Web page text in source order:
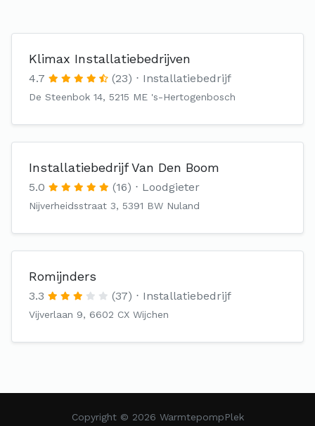
Klimax Installatiebedrijven
4.7 (23) Installatiebedrijf
De Steenbok 14, 5215 ME 's-Hertogenbosch
Installatiebedrijf Van Den Boom
5.0 (16) Loodgieter
Nijverheidsstraat 3, 5391 BW Nuland
Romijnders
3.3 (37) Installatiebedrijf
Vijverlaan 9, 6602 CX Wijchen
Copyright © 2026 WarmtepompPlek